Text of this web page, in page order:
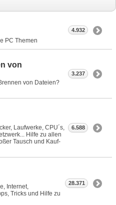
PC Themen
4.932
von
von Dateien?
3.237
Laufwerke, CPU´s,
Hilfe zu allen
Tausch und Kauf-
6.588
Internet,
Tricks und Hilfe zu
28.371